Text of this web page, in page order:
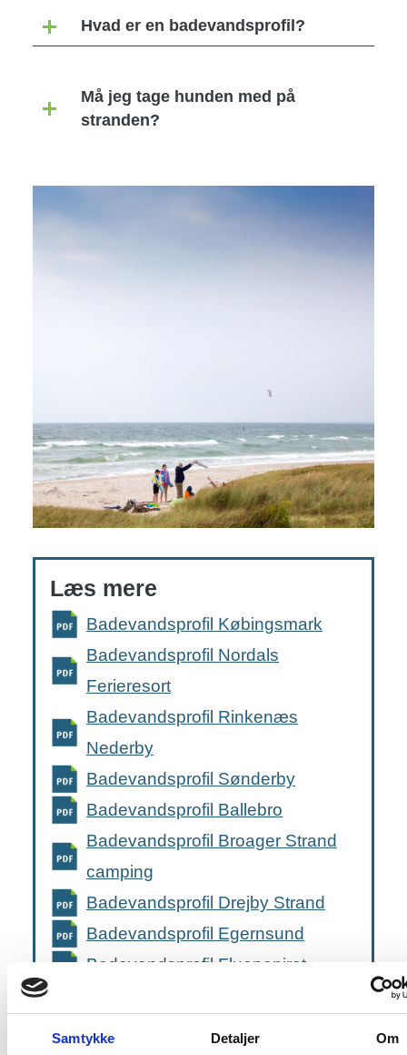
Samtykke Detaljer Om
Hvad er en badevandsprofil?
Må jeg tage hunden med på
stranden?
Læs mere
Badevandsprofil Købingsmark
Badevandsprofil Nordals
Ferieresort
Badevandsprofil Rinkenæs
Nederby
Badevandsprofil Sønderby
Badevandsprofil Ballebro
Badevandsprofil Broager Strand
camping
Badevandsprofil Drejby Strand
Badevandsprofil Egernsund
Badevandsprofil Fluepapiret